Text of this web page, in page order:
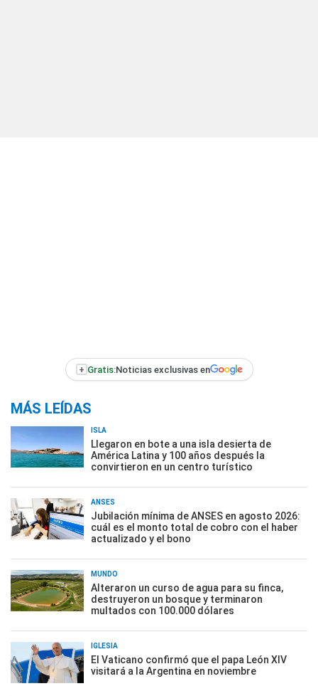
+ Gratis:Noticias exclusivas en
MÁS LEÍDAS
ISLA
Llegaron en bote a una isla desierta de
América Latina y 100 años después la
convirtieron en un centro turístico
ANSES
Jubilación mínima de ANSES en agosto 2026:
cuál es el monto total de cobro con el haber
actualizado y el bono
MUNDO
Alteraron un curso de agua para su finca,
destruyeron un bosque y terminaron
multados con 100.000 dólares
IGLESIA
El Vaticano confirmó que el papa León XIV
visitará a la Argentina en noviembre